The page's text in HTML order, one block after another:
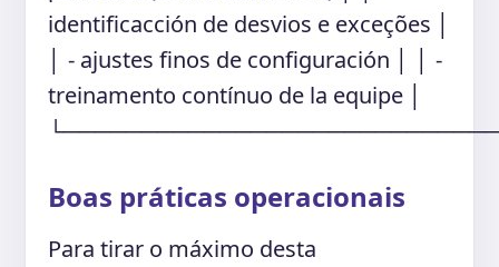
identificacción de desvios e exceções │
│ - ajustes finos de configuración │ │ -
treinamento contínuo de la equipe │
Boas práticas operacionais
Para tirar o máximo desta